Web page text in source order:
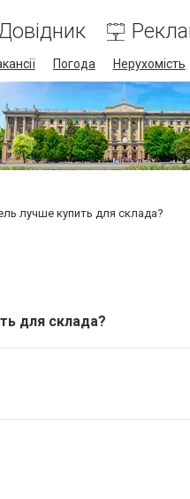
Погода Нерухомість
лучше купить для склада?
для склада?